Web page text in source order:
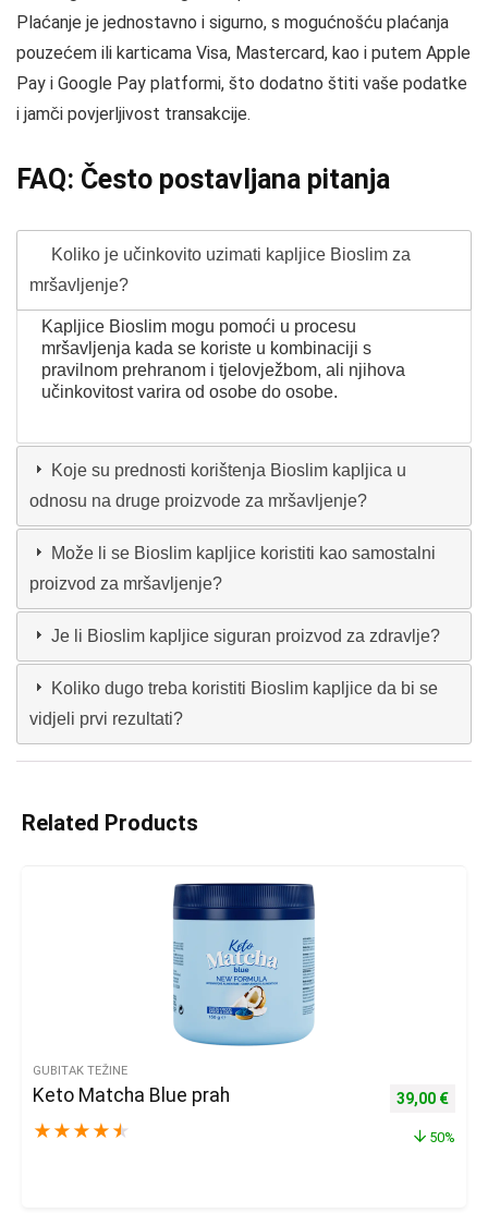
Plaćanje je jednostavno i sigurno, s mogućnošću plaćanja
pouzećem ili karticama Visa, Mastercard, kao i putem Apple
Pay i Google Pay platformi, što dodatno štiti vaše podatke
i jamči povjerljivost transakcije.
FAQ: Često postavljana pitanja
Koliko je učinkovito uzimati kapljice Bioslim za
mršavljenje?
Kapljice Bioslim mogu pomoći u procesu
mršavljenja kada se koriste u kombinaciji s
pravilnom prehranom i tjelovježbom, ali njihova
učinkovitost varira od osobe do osobe.
Koje su prednosti korištenja Bioslim kapljica u
odnosu na druge proizvode za mršavljenje?
Može li se Bioslim kapljice koristiti kao samostalni
proizvod za mršavljenje?
Je li Bioslim kapljice siguran proizvod za zdravlje?
Koliko dugo treba koristiti Bioslim kapljice da bi se
vidjeli prvi rezultati?
Related Products
GUBITAK TEŽINE
Keto Matcha Blue prah
★ ★ ★ ★ ★
Izvorna
39,00 €
50%